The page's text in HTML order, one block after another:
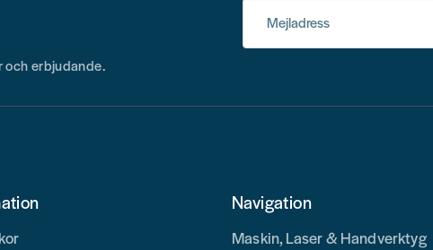
Mejladress
och erbjudande.
Navigation
Maskin, Laser & Handverktyg